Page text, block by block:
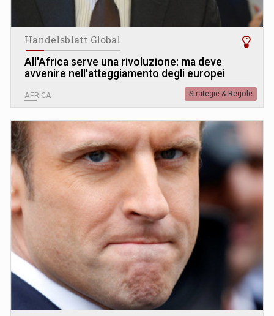
Handelsblatt Global
All'Africa serve una rivoluzione: ma deve
avvenire nell'atteggiamento degli europei
AFRICA Strategie & Regole